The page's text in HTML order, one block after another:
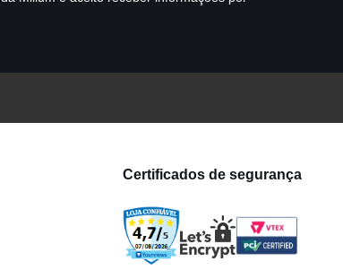
Certificados de segurança